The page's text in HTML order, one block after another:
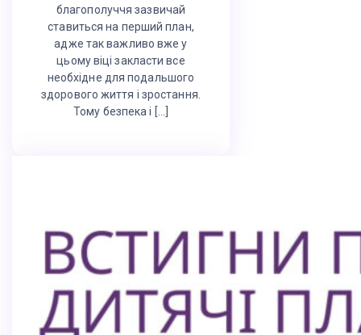
благополуччя зазвичай
ставиться на перший план,
адже так важливо вже у
цьому віці закласти все
необхідне для подальшого
здорового життя і зростання.
Тому безпека і […]